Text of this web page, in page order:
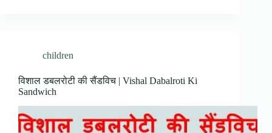
children
विशाल डबलरोटी की सैंडविच | Vishal Dabalroti Ki
Sandwich